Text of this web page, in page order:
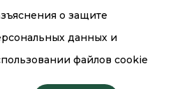
о защите
данных и
файлов cookie